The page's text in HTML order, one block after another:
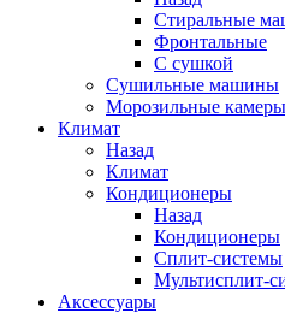
Стиральные
Фронтальные
С сушкой
Сушильные машины
Морозильные камеры
Климат
Назад
Климат
Кондиционеры
Назад
Кондиционеры
Сплит-системы
Мультисплит-
Аксессуары